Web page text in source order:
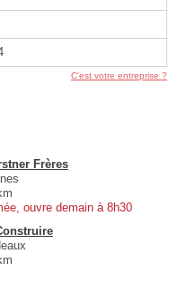
C'est votre entreprise ?
Frères
ouvre demain à 8h30